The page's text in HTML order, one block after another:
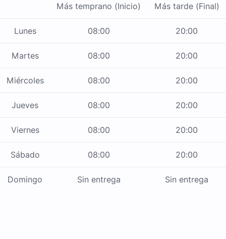
Más temprano (Inicio) Más tarde (Final)
Lunes 08:00 20:00
Martes 08:00 20:00
Miércoles 08:00 20:00
Jueves 08:00 20:00
Viernes 08:00 20:00
Sábado 08:00 20:00
Domingo Sin entrega Sin entrega